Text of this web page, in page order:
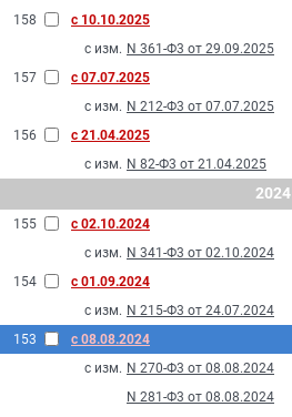
158
с 10.10.2025
с изм. N 361-Ф3 от 29.09.2025
157
с 07.07.2025
с изм. N 212-Ф3 от 07.07.2025
156
с 21.04.2025
с изм. N 82-Ф3 от 21.04.2025
2024
155
с 02.10.2024
с изм. N 341-Ф3 от 02.10.2024
154
с 01.09.2024
с изм. N 215-Ф3 от 24.07.2024
153
с 08.08.2024
с изм. N 270-Ф3 от 08.08.2024
N 281-Ф3 от 08.08.2024